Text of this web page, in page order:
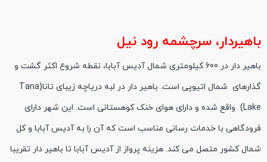
باهیردار، سرچشمه رود نیل
باهیر دار در 600 کیلومتری شمال آدیس آبابا، نقطه شروع اکثر گشت و
گذارهای شمال اتیوپی است. باهیر دار در لبه دریاچه زیبای تانا(Tana
Lake) واقع شده و دارای هوای خنک کوهستانی است. این شهر دارای
فرودگاهی با خدمات رسانی مناسب است که آن را به آدیس آبابا و کل
شمال کشور متصل می کند. هزینه پرواز از آدیس آبابا تا باهیر دار تقریبا